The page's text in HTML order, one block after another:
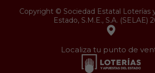
Copyright © Sociedad Estatal Loterías
Estado, S.M.E., S.A. (SELAE)
Localiza tu punto de